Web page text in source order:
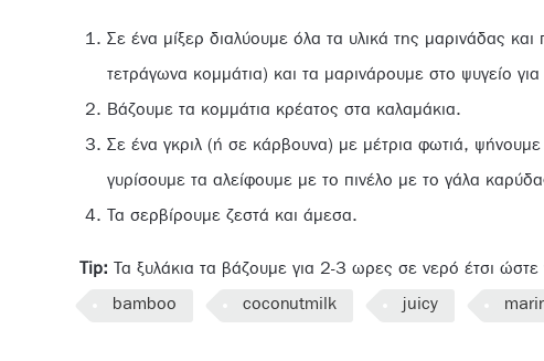
Σε ένα μίξερ διαλύουμε όλα τα υλικά της μαρινάδας
τετράγωνα κομμάτια) και τα μαρινάρουμε στο ψυγείο
Βάζουμε τα κομμάτια κρέατος στα καλαμάκια.
Σε ένα γκριλ (ή σε κάρβουνα) με μέτρια φωτιά,
γυρίσουμε τα αλείφουμε με το πινέλο με το γάλα
Τα σερβίρουμε ζεστά και άμεσα.
Tip: Τα ξυλάκια τα βάζουµε για 2-3 ωρες σε νερό έτσι ώστε
bamboo
coconutmilk juicy